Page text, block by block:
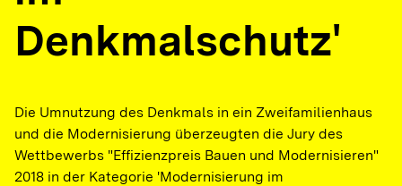
Denkmalschutz'
Die Umnutzung des Denkmals in ein Zweifamilienhaus
und die Modernisierung überzeugten die Jury des
Wettbewerbs "Effizienzpreis Bauen und Modernisieren"
2018 in der Kategorie 'Modernisierung im